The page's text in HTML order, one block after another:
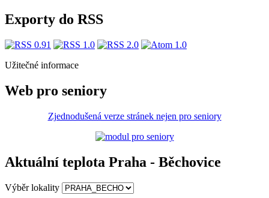
Exporty do RSS
Užitečné informace
Web pro seniory
Zjednodušená verze stránek nejen pro seniory
Aktuální teplota Praha - Běchovice
Výběr lokality